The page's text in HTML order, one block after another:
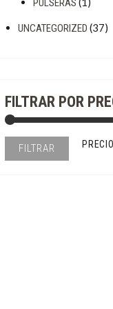
PULSERAS
UNCATEGORIZED (37)
FILTRAR POR
FILTRAR